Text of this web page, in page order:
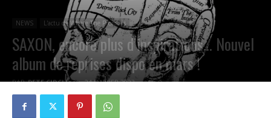
NEWS L'actu de Where The Promo Is
SAXON, encore plus d’inspirations… Nouvel
album de reprises dispo en mars !
PAR PETE CIRCLE 24 JANVIER 2023 0